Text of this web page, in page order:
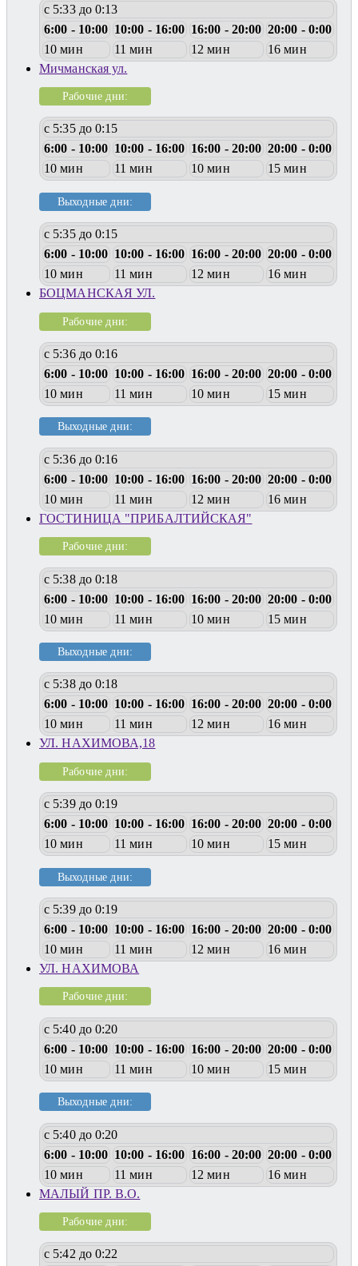
с 5:33 до 0:13
6:00 - 10:00 10:00 - 16:00 16:00 - 20:00 20:00 - 0:00
10 мин
11 мин 12 мин
16 мин
Мичманская ул.
Рабочие дни:
с 5:35 до 0:15
6:00 - 10:00 10:00 - 16:00 16:00 - 20:00 20:00 - 0:00
10 мин
11 мин 10 мин 15 мин
Выходные дни:
с 5:35 до 0:15
6:00 - 10:00 10:00 - 16:00 16:00 - 20:00 20:00 - 0:00
10 мин
11 мин 12 мин
16 мин
БОЦМАНСКАЯ УЛ.
Рабочие дни:
с 5:36 до 0:16
6:00 - 10:00 10:00 - 16:00 16:00 - 20:00 20:00 - 0:00
10 мин
11 мин 10 мин 15 мин
Выходные дни:
с 5:36 до 0:16
6:00 - 10:00 10:00 - 16:00 16:00 - 20:00 20:00 - 0:00
10 мин
11 мин 12 мин
16 мин
ГОСТИНИЦА "ПРИБАЛТИЙСКАЯ"
Рабочие дни:
с 5:38 до 0:18
6:00 - 10:00 10:00 - 16:00 16:00 - 20:00 20:00 - 0:00
10 мин
11 мин 10 мин 15 мин
Выходные дни:
с 5:38 до 0:18
6:00 - 10:00 10:00 - 16:00 16:00 - 20:00 20:00 - 0:00
10 мин
11 мин 12 мин
16 мин
УЛ. НАХИМОВА,18
Рабочие дни:
с 5:39 до 0:19
6:00 - 10:00 10:00 - 16:00 16:00 - 20:00 20:00 - 0:00
10 мин
11 мин 10 мин 15 мин
Выходные дни:
с 5:39 до 0:19
6:00 - 10:00 10:00 - 16:00 16:00 - 20:00 20:00 - 0:00
10 мин
11 мин 12 мин
16 мин
УЛ. НАХИМОВА
Рабочие дни:
с 5:40 до 0:20
6:00 - 10:00 10:00 - 16:00 16:00 - 20:00 20:00 - 0:00
10 мин
11 мин 10 мин 15 мин
Выходные дни:
с 5:40 до 0:20
6:00 - 10:00 10:00 - 16:00 16:00 - 20:00 20:00 - 0:00
10 мин
11 мин 12 мин
16 мин
МАЛЫЙ ПР. В.О.
Рабочие дни:
с 5:42 до 0:22